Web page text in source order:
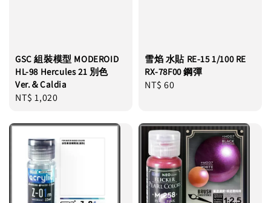
GSC 組裝模型 MODEROID
HL-98 Hercules 21 別色
Ver.＆Caldia
Regular
NT$ 1,020
雪焰 水貼 RE-15 1/100 RE
RX-78F00 鋼彈
Regular
NT$ 60